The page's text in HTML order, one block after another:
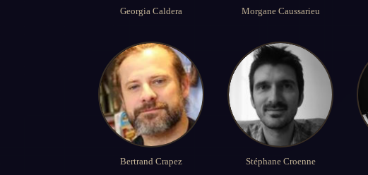
Georgia Caldera Morgane Caussarieu
Bertrand Crapez Stéphane Croenne